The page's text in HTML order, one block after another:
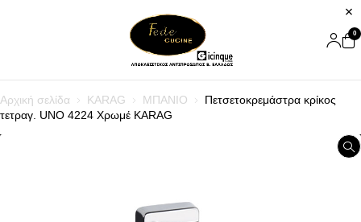
0
Αρχική σελίδα KARAG ΜΠΑΝΙΟ
Πετσετοκρεμάστρα κρίκος
τετραγ. UNO 4224 Χρωμέ KARAG